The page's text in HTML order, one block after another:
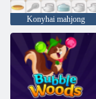
Konyhai mahjong